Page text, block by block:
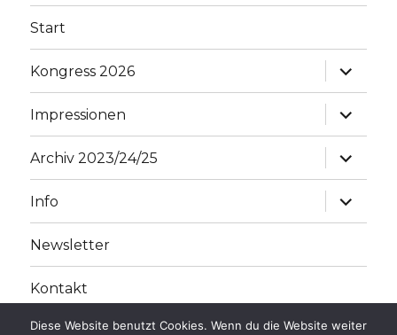
Start
Kongress 2026
Impressionen
Archiv 2023/24/25
Info
Newsletter
Kontakt
Diese Website benutzt Cookies. Wenn du die Website weiter